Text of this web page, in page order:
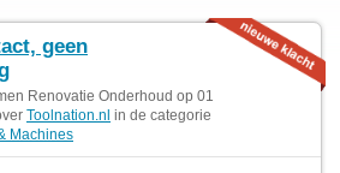
geen
Renovatie Onderhoud op 01
Toolnation.nl in de categorie
Machines